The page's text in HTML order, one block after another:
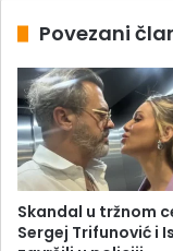
Povezani
Skandal u tržnom
Sergej Trifunović i